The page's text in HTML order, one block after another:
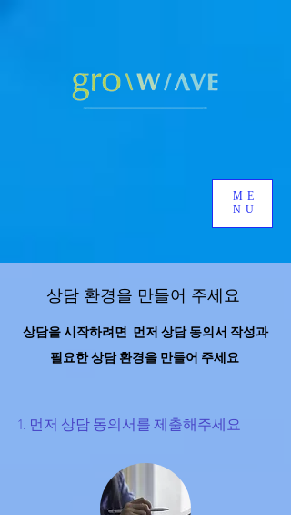
ME
NU
상담 환경을 만들어 주세요
상담을 시작하려면 먼저 상담 동의서 작성과
필요한 상담 환경을 만들어 주세요
1. 먼저 상담 동의서를 제출해주세요